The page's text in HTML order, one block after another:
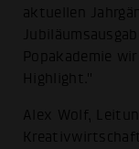
aktuellen
Popakademie
Highlight."
Alex Wolf,